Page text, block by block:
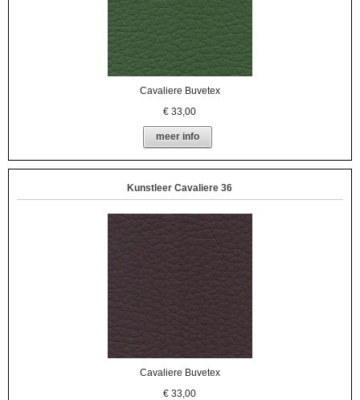
Cavaliere Buvetex
€33,00
meer info
Kunstleer Cavaliere 36
Cavaliere Buvetex
€33,00